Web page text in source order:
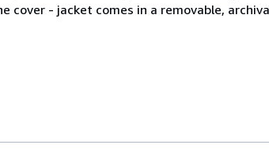
- jacket comes in a removable,